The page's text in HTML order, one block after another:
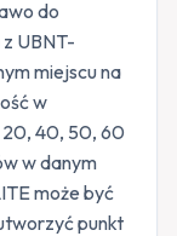
do
UBNT-
miejscu na
w
20, 40, 50, 60
w danym
może być
punkt